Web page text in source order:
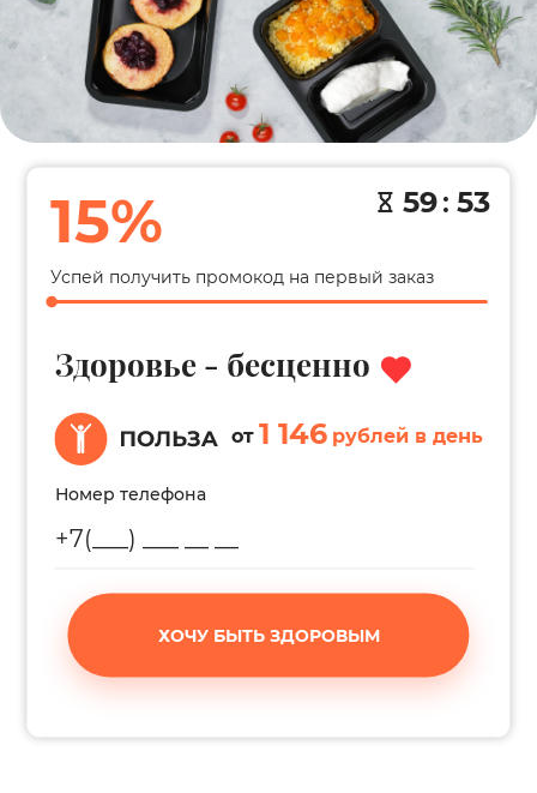
15% 59: 52
Успей получить промокод на первый заказ
Здоровье - бесценно
от 1 146 рублей в день
Номер телефона
ХОЧУ БЫТЬ ЗДОРОВЫМ